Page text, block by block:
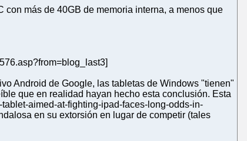
más de 40GB de memoria interna, a menos que
Android de Google, las tabletas de Windows "tienen"
que en realidad hayan hecho esta conclusión. Esta
aimed-at-fighting-ipad-faces-long-odds-in-
en su extorsión en lugar de competir (tales